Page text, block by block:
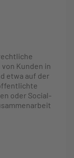
Kunden in
etwa auf der
oder Social-